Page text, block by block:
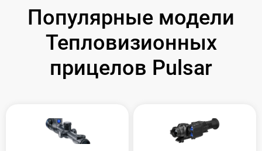
Популярные модели
Тепловизионных
прицелов Pulsar